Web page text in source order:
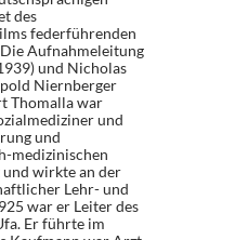
des
federführenden
Aufnahmeleitung
und Nicholas
Niernberger
Thomalla war
und
und
medizinischen
wirkte an der
Lehr- und
war er Leiter des
Er führte im